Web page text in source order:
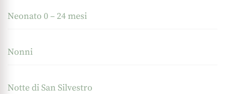
Neonato 0 – 24 mesi
Nonni
Notte di San Silvestro